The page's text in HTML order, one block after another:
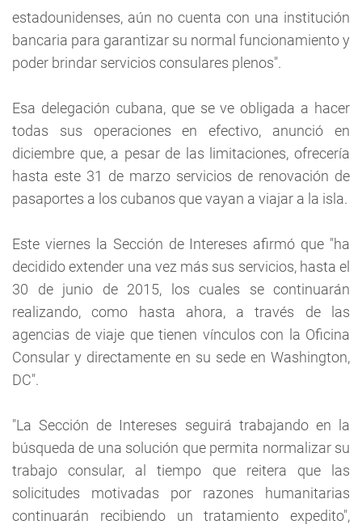
estadounidenses, aún no cuenta con una institución
bancaria para garantizar su normal funcionamiento y
poder brindar servicios consulares plenos".
Esa delegación cubana, que se ve obligada a hacer
todas sus operaciones en efectivo, anunció en
diciembre que, a pesar de las limitaciones, ofrecería
hasta este 31 de marzo servicios de renovación de
pasaportes a los cubanos que vayan a viajar a la isla.
Este viernes la Sección de Intereses afirmó que "ha
decidido extender una vez más sus servicios, hasta el
30 de junio de 2015, los cuales se continuarán
realizando, como hasta ahora, a través de las
agencias de viaje que tienen vínculos con la Oficina
Consular y directamente en su sede en Washington,
DC".
"La Sección de Intereses seguirá trabajando en la
búsqueda de una solución que permita normalizar su
trabajo consular, al tiempo que reitera que las
solicitudes motivadas por razones humanitarias
continuarán recibiendo un tratamiento expedito",